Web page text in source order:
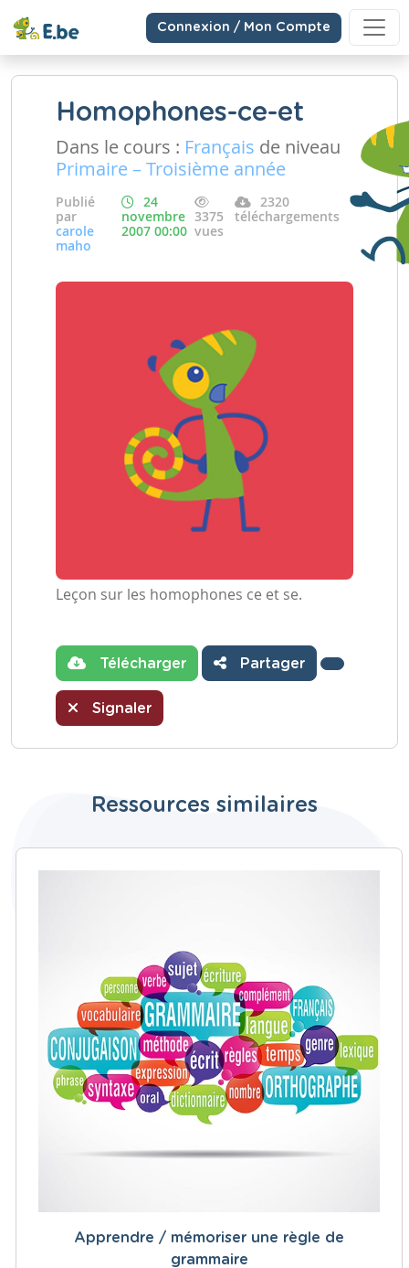
Connexion / Mon Compte
Homophones-ce-et
Dans le cours : Français de niveau
Primaire – Troisième année
Publié
par
carole
maho
24
novembre
2007 00:00
3375
vues
2320
téléchargements
Leçon sur les homophones ce et se.
Télécharger Partager
Signaler
Ressources similaires
Apprendre / mémoriser une règle de
grammaire